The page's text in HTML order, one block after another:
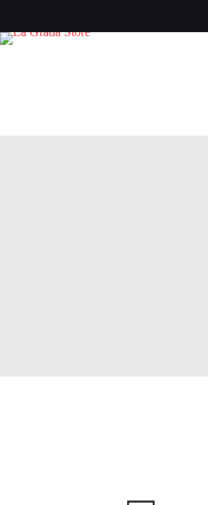
contenido